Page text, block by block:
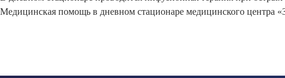
Медицинская помощь в дневном стационаре медицинского